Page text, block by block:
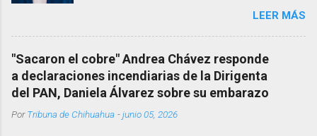
Menonita, ubicada en el kilómetro 10 del
Corredor Comercial. Según reportes el médico
se habría quitado la vida mientras permanecía
encerrado en el consultorio, por lo que
autoridades tuvieron que derribar la puerta,
Estrada, quien se desempeñó como presidente
LEER MÁS
"Sacaron el cobre" Andrea Chávez responde
a declaraciones incendiarias de la Dirigenta
del PAN, Daniela Álvarez sobre su embarazo
PorTribuna de Chihuahua -junio 05, 2026